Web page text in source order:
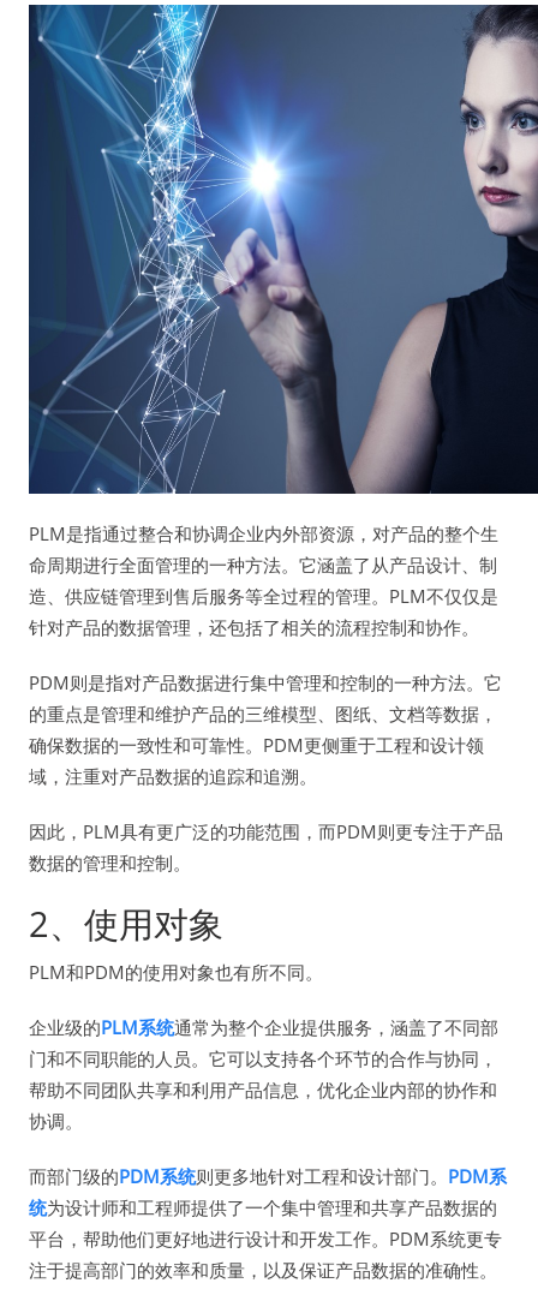
PLM是指通过整合和协调企业内外部资源，对产品的整个生
命周期进行全面管理的一种方法。它涵盖了从产品设计、制
造、供应链管理到售后服务等全过程的管理。PLM不仅仅是
针对产品的数据管理，还包括了相关的流程控制和协作。
PDM则是指对产品数据进行集中管理和控制的一种方法。它
的重点是管理和维护产品的三维模型、图纸、文档等数据，
确保数据的一致性和可靠性。PDM更侧重于工程和设计领
域，注重对产品数据的追踪和追溯。
因此，PLM具有更广泛的功能范围，而PDM则更专注于产品
数据的管理和控制。
2、使用对象
PLM和PDM的使用对象也有所不同。
企业级的PLM系统通常为整个企业提供服务，涵盖了不同部
门和不同职能的人员。它可以支持各个环节的合作与协同，
帮助不同团队共享和利用产品信息，优化企业内部的协作和
协调。
而部门级的PDM系统则更多地针对工程和设计部门。 PDM系
统为设计师和工程师提供了一个集中管理和共享产品数据的
平台，帮助他们更好地进行设计和开发工作。PDM系统更专
注于提高部门的效率和质量，以及保证产品数据的准确性。